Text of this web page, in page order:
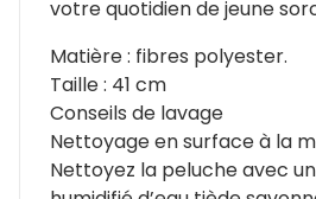
votre quotidien de jeune
Matière : fibres polyester.
Taille : 41 cm
Conseils de lavage
Nettoyage en surface à la
Nettoyez la peluche avec